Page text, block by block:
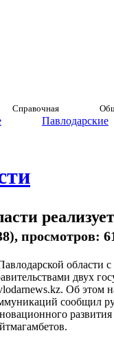
Справочная
Павлодарские
просмотров:
области
двух
Об этом
сообщил